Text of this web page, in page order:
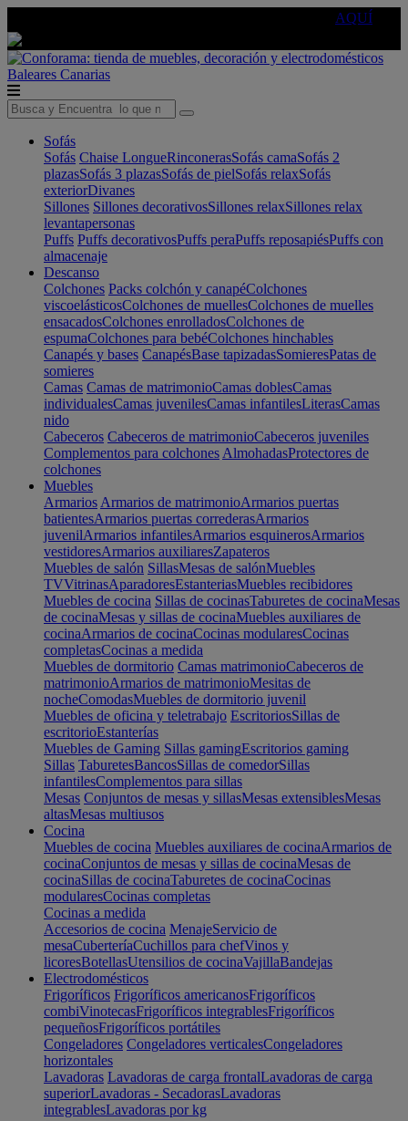
AQUÍ
Baleares Canarias
Sofás
Sofás Chaise LongueRinconerasSofás camaSofás 2
plazasSofás 3 plazasSofás de pielSofás relaxSofás
exteriorDivanes
Sillones Sillones decorativosSillones relaxSillones relax
levantapersonas
Puffs Puffs decorativosPuffs peraPuffs reposapiésPuffs con
almacenaje
Descanso
Colchones Packs colchón y canapéColchones
viscoelásticosColchones de muellesColchones de muelles
ensacadosColchones enrolladosColchones de
espumaColchones para bebéColchones hinchables
Canapés y bases CanapésBase tapizadasSomieresPatas de
somieres
Camas Camas de matrimonioCamas doblesCamas
individualesCamas juvenilesCamas infantilesLiterasCamas
nido
Cabeceros Cabeceros de matrimonioCabeceros juveniles
Complementos para colchones AlmohadasProtectores de
colchones
Muebles
Armarios Armarios de matrimonioArmarios puertas
batientesArmarios puertas correderasArmarios
juvenilArmarios infantilesArmarios esquinerosArmarios
vestidoresArmarios auxiliaresZapateros
Muebles de salón SillasMesas de salónMuebles
TVVitrinasAparadoresEstanteriasMuebles recibidores
Muebles de cocina Sillas de cocinasTaburetes de cocinaMesas
de cocinaMesas y sillas de cocinaMuebles auxiliares de
cocinaArmarios de cocinaCocinas modularesCocinas
completasCocinas a medida
Muebles de dormitorio Camas matrimonioCabeceros de
matrimonioArmarios de matrimonioMesitas de
nocheComodasMuebles de dormitorio juvenil
Muebles de oficina y teletrabajo EscritoriosSillas de
escritorioEstanterías
Muebles de Gaming Sillas gamingEscritorios gaming
Sillas TaburetesBancosSillas de comedorSillas
infantilesComplementos para sillas
Mesas Conjuntos de mesas y sillasMesas extensiblesMesas
altasMesas multiusos
Cocina
Muebles de cocina Muebles auxiliares de cocinaArmarios de
cocinaConjuntos de mesas y sillas de cocinaMesas de
cocinaSillas de cocinaTaburetes de cocinaCocinas
modularesCocinas completas
Cocinas a medida
Accesorios de cocina MenajeServicio de
mesaCuberteríaCuchillos para chefVinos y
licoresBotellasUtensilios de cocinaVajillaBandejas
Electrodomésticos
Frigoríficos Frigoríficos americanosFrigoríficos
combiVinotecasFrigoríficos integrablesFrigoríficos
pequeñosFrigoríficos portátiles
Congeladores Congeladores verticalesCongeladores
horizontales
Lavadoras Lavadoras de carga frontalLavadoras de carga
superiorLavadoras - SecadorasLavadoras
integrablesLavadoras por kg